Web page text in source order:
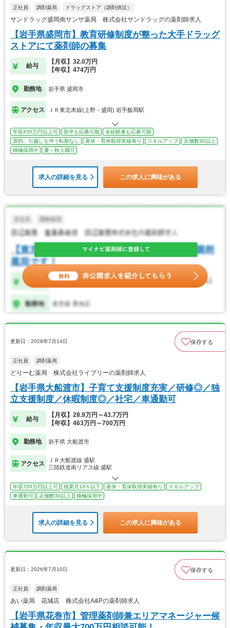
正社員 調剤薬局 ドラッグストア（調剤併設）
サンドラッグ盛岡南サンサ薬局 株式会社サンドラッグの薬剤師求人
【岩手県盛岡市】教育研修制度が整った大手ドラッグ
ストアにて薬剤師の募集
給与
【月収】32.0万円
【年収】474万円
勤務地 岩手県 盛岡市
アクセス ＪＲ東北本線(上野－盛岡) 岩手飯岡駅
年収450万円以上可 新卒も応募可能
未経験者も応募可能
原則、引越しを伴う転勤なし
産休・育休取得実績有り スキルアップ
店舗数30以上
積極採用中
夏～秋入職可
求人の詳細を見る この求人に興味がある
更新日：2026年7月14日 保存する
正社員 調剤薬局
どりーむ薬局 株式会社ライブリーの薬剤師求人
【岩手県大船渡市】子育て支援制度充実／研修◎／独
立支援制度／休暇制度◎／社宅／車通勤可
給与
【月収】28.9万円～43.7万円
【年収】463万円～700万円
勤務地 岩手県 大船渡市
アクセス
ＪＲ大船渡線 盛駅
三陸鉄道南リアス線 盛駅
年収700万円以上可 残業月10ｈ以下 産休・育休取得実績有り
スキルアップ
車通勤可
店舗数30以上 積極採用中
求人の詳細を見る この求人に興味がある
更新日：2026年7月10日 保存する
正社員 調剤薬局
あい薬局 花城店 株式会社A&Pの薬剤師求人
【岩手県花巻市】管理薬剤師兼エリアマネージャー候